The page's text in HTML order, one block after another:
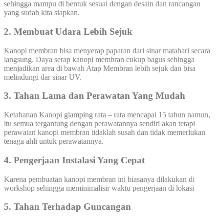
sehingga mampu di bentuk sesuai dengan desain dan rancangan
yang sudah kita siapkan.
2. Membuat Udara Lebih Sejuk
Kanopi membran bisa menyerap paparan dari sinar matahari secara
langsung. Daya serap kanopi membran cukup bagus sehingga
menjadikan area di bawah Atap Membran lebih sejuk dan bisa
melindungi dar sinar UV.
3. Tahan Lama dan Perawatan Yang Mudah
Ketahanan Kanopi glamping rata – rata mencapai 15 tahun namun,
itu semua tergantung dengan perawatannya sendiri akan tetapi
perawatan kanopi membran tidaklah susah dan tidak memerlukan
tenaga ahli untuk perawatannya.
4. Pengerjaan Instalasi Yang Cepat
Karena pembuatan kanopi membran ini biasanya dilakukan di
workshop sehingga meminimalisir waktu pengerjaan di lokasi
5. Tahan Terhadap Guncangan